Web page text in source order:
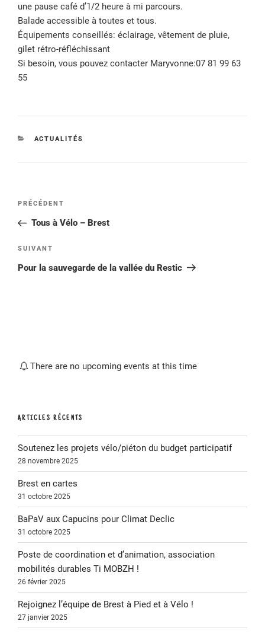
une pause café d’1/2 heure à mi parcours.
Balade accessible à toutes et tous.
Équipements conseillés: éclairage, vêtement de pluie,
gilet rétro-réfléchissant
Si besoin, vous pouvez contacter Maryvonne:07 81 99 63
55
CATÉGORIES
ACTUALITÉS
Navigation
Article
précédent
PRÉCÉDENT
Tous à Vélo – Brest
Article
suivant
SUIVANT
Pour la sauvegarde de la vallée du Restic
There are no upcoming events at this time
ARTICLES RÉCENTS
Soutenez les projets vélo/piéton du budget participatif
28 novembre 2025
Brest en cartes
31 octobre 2025
BaPaV aux Capucins pour Climat Declic
31 octobre 2025
Poste de coordination et d’animation, association
mobilités durables Ti MOBZH !
26 février 2025
Rejoignez l’équipe de Brest à Pied et à Vélo !
27 janvier 2025